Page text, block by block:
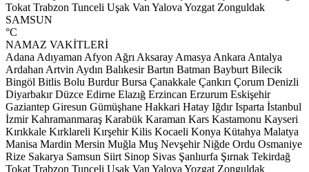
Tokat Trabzon Tunceli Uşak Van Yalova Yozgat Zonguldak
SAMSUN
°C
NAMAZ VAKİTLERİ
Adana Adıyaman Afyon Ağrı Aksaray Amasya Ankara Antalya
Ardahan Artvin Aydın Balıkesir Bartın Batman Bayburt Bilecik
Bingöl Bitlis Bolu Burdur Bursa Çanakkale Çankırı Çorum Denizli
Diyarbakır Düzce Edirne Elazığ Erzincan Erzurum Eskişehir
Gaziantep Giresun Gümüşhane Hakkari Hatay Iğdır Isparta İstanbul
İzmir Kahramanmaraş Karabük Karaman Kars Kastamonu Kayseri
Kırıkkale Kırklareli Kırşehir Kilis Kocaeli Konya Kütahya Malatya
Manisa Mardin Mersin Muğla Muş Nevşehir Niğde Ordu Osmaniye
Rize Sakarya Samsun Siirt Sinop Sivas Şanlıurfa Şırnak Tekirdağ
Tokat Trabzon Tunceli Uşak Van Yalova Yozgat Zonguldak